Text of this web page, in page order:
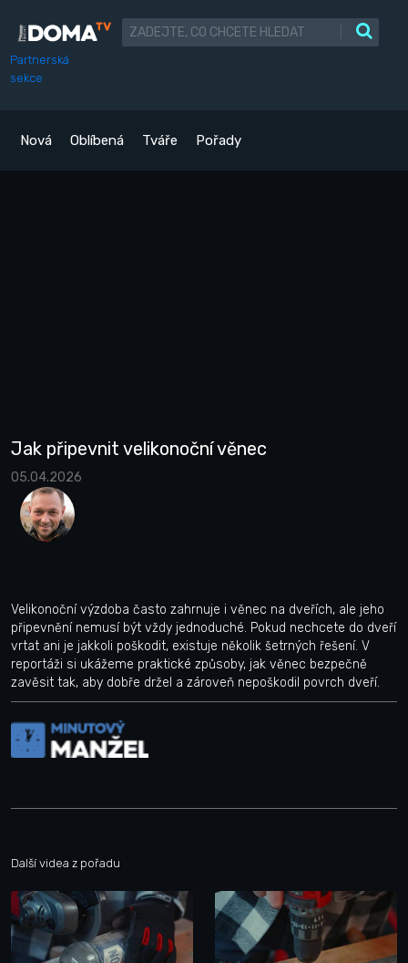
Partnerská
sekce
Nová Oblíbená Tváře Pořady
Jak připevnit velikonoční věnec
05.04.2026
Velikonoční výzdoba často zahrnuje i věnec na dveřích, ale jeho
připevnění nemusí být vždy jednoduché. Pokud nechcete do dveří
vrtat ani je jakkoli poškodit, existuje několik šetrných řešení. V
reportáži si ukážeme praktické způsoby, jak věnec bezpečně
zavěsit tak, aby dobře držel a zároveň nepoškodil povrch dveří.
Další videa z pořadu